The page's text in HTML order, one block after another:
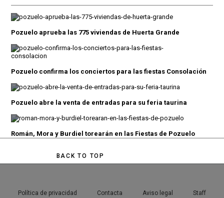
Pozuelo aprueba las 775 viviendas de Huerta Grande
Pozuelo confirma los conciertos para las fiestas Consolación
Pozuelo abre la venta de entradas para su feria taurina
Román, Mora y Burdiel torearán en las Fiestas de Pozuelo
BACK TO TOP
Política de privacidad Contacta Aviso legal Staff